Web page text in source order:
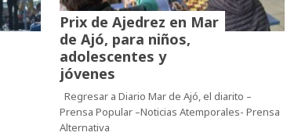
Prix de Ajedrez en Mar
de Ajó, para niños,
adolescentes y
jóvenes
Regresar a Diario Mar de Ajó, el diarito –
Prensa Popular –Noticias Atemporales- Prensa
Alternativa